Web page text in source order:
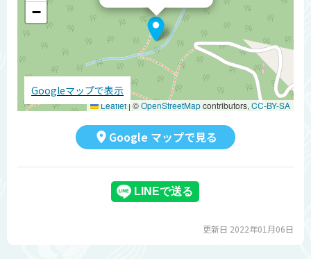
−
Leaflet |©OpenStreetMapcontributors, CC-BY-SA
Googleマップで表示
Google マップで見る
更新日 2022年01月06日